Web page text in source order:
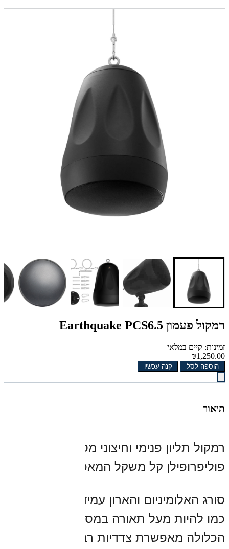
רמקול פעמון Earthquake PCS6.5
זמינות: קיים במלאי
₪1,250.00
הוספה לסל קנה עכשיו
תיאור
רמקול תליון פנימי וחיצוני מסוג
פוליפרופילן קל משקל המאפשר תגובה ללא
סורג האלומיניום והארון עמיד בפני